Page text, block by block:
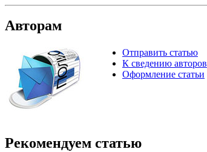
Авторам
Отправить статью
К сведению авторов
Оформление статьи
Рекомендуем статью